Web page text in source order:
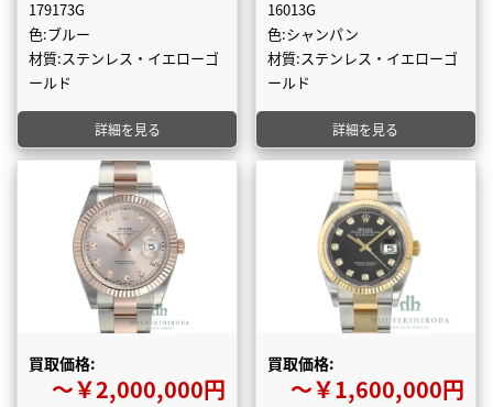
179173G
色:ブルー
材質:ステンレス・イエローゴ
ールド
詳細を見る
16013G
色:シャンパン
材質:ステンレス・イエローゴ
ールド
詳細を見る
買取価格:
〜￥2,000,000円
買取価格:
〜￥1,600,000円